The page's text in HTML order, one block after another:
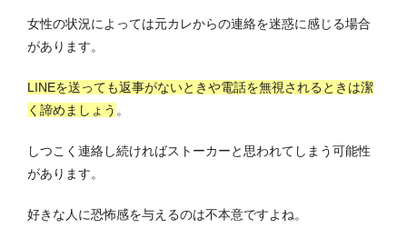
女性の状況によっては元カレからの連絡を迷惑に感じる場合
があります。
LINEを送っても返事がないときや電話を無視されるときは潔
く諦めましょう 。
しつこく連絡し続ければストーカーと思われてしまう可能性
があります。
好きな人に恐怖感を与えるのは不本意ですよね。